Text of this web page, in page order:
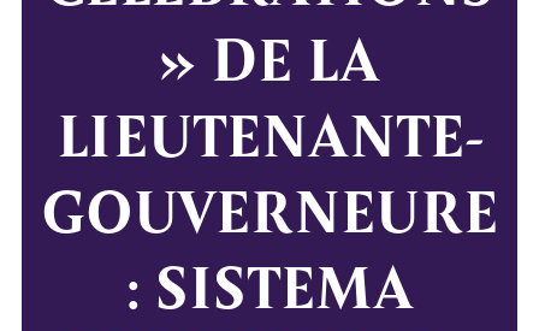
» DE LA
LIEUTENANTE-
GOUVERNEURE
: SISTEMA